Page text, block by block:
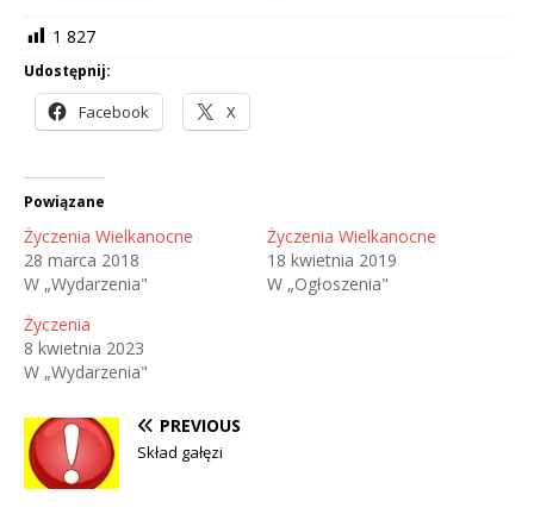
1 827
Udostępnij:
Facebook X
Powiązane
Życzenia Wielkanocne
28 marca 2018
W „Wydarzenia"
Życzenia Wielkanocne
18 kwietnia 2019
W „Ogłoszenia"
Życzenia
8 kwietnia 2023
W „Wydarzenia"
PREVIOUS
Skład gałęzi